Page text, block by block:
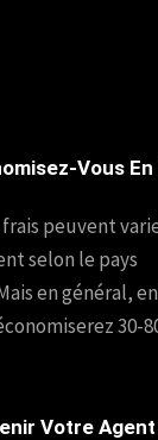
Vous
peuvent
selon le pays
en général,
30-
Votre